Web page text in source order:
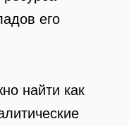
его
найти как